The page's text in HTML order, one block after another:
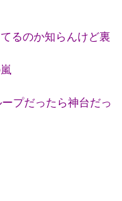
るのか知らんけど裏
プだったら神台だっ